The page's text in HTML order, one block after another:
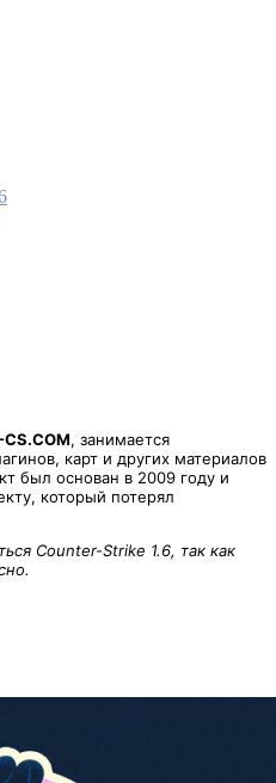
, занимается
карт и других материалов
был основан в 2009 году и
который потерял
Counter-Strike 1.6, так как